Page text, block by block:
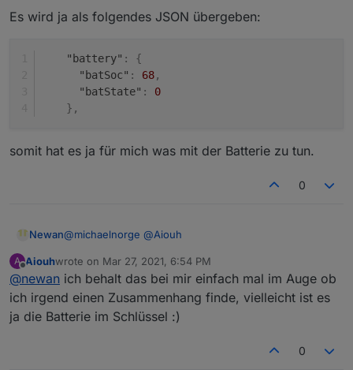
Ich hab den Wert 85, hab allerdings einen Ioniq.
Es wird ja als folgendes JSON übergeben:
"battery" :
{
"batSoc" : 68,
"batState" :
0
} ,
somit hat es ja für mich was mit der Batterie zu tun.
0
Newan@michaelnorge @Aiouh
Es wird ja als folgendes JSON übergeben:
    "battery": {
      "batSoc": 68,
      "batState": 0
somit hat es ja für mich was mit der Batterie zu tun.
A Aiouhwrote on Mar 27, 2021, 6:54 PM
last edited by
@newan ich behalt das bei mir einfach mal im Auge ob
ich irgend einen Zusammenhang finde, vielleicht ist es
ja die Batterie im Schlüssel :)
0